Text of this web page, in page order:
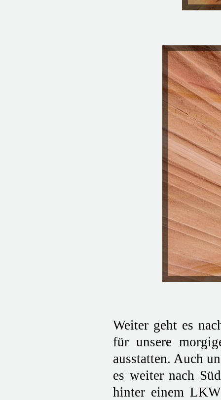
Weiter geht es
für unsere
ausstatten. Auch
es weiter nach
hinter einem